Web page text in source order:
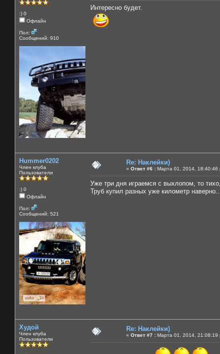
:) 0
Офлайн
Пол:
Сообщений: 910
Интересно будет.
Hummer0202
Член клуба
Пользователи
:) 0
Офлайн
Пол:
Сообщений: 521
Re: Наклейки)
« Ответ #6 : Марта 01, 2014, 18:40:46
Уже три дня играемся с выхлопом, то
Труб купил разных уже километр
Худой
Член клуба
Пользователи
Re: Наклейки)
« Ответ #7 : Марта 01, 2014, 21:08:19